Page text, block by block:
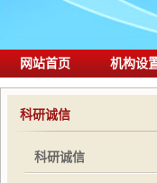
网站首页 机构设
科研诚信
科研诚信